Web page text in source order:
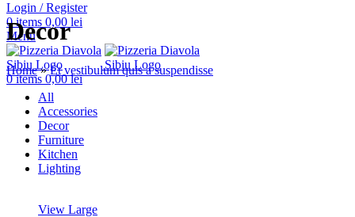
Login / Register
0items 0,00 lei
Menu
0items 0,00lei
Decor
Home»Et vestibulum quis a suspendisse
All
Accessories
Decor
Furniture
Kitchen
Lighting
View Large